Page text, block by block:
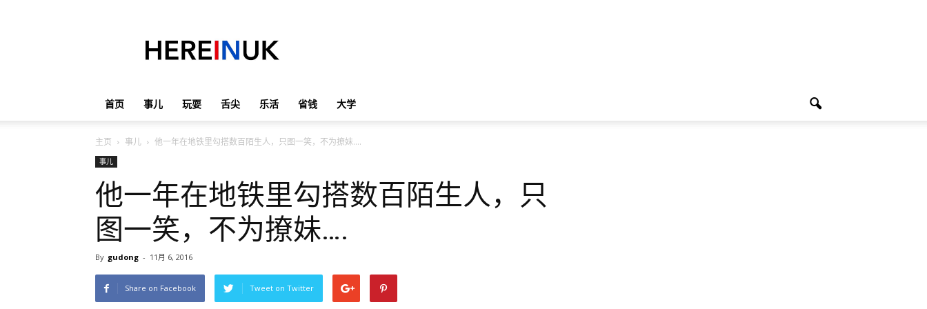
首页 事儿 玩耍 舌尖 乐活 省钱 大学
主页 事儿 他一年在地铁里勾搭数百陌生人，只图一笑，不为撩妹….
事儿
他一年在地铁里勾搭数百陌生人，只
图一笑，不为撩妹….
By gudong - 11月 6, 2016
Share on Facebook Tweet on Twitter